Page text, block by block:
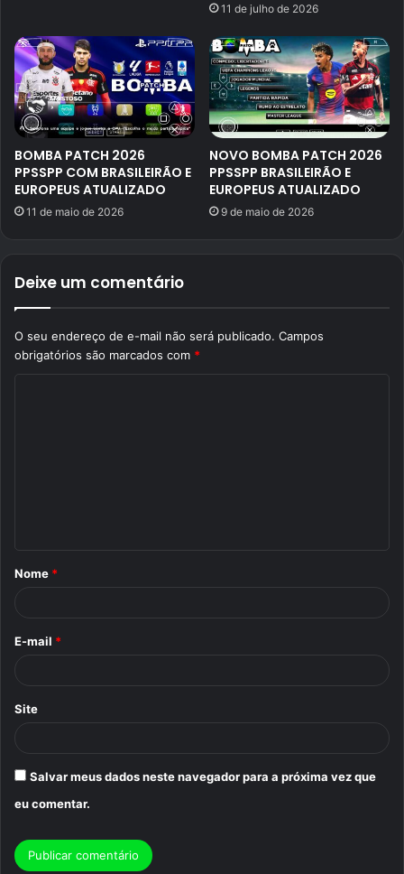
11 de julho de 2026
BOMBA PATCH 2026
PPSSPP COM BRASILEIRÃO E
EUROPEUS ATUALIZADO
11 de maio de 2026
NOVO BOMBA PATCH 2026
PPSSPP BRASILEIRÃO E
EUROPEUS ATUALIZADO
9 de maio de 2026
Deixe um comentário
O seu endereço de e-mail não será publicado. Campos
obrigatórios são marcados com *
r
Nome *
E-mail *
Site
Salvar meus dados neste navegador para a próxima vez que
eu comentar.